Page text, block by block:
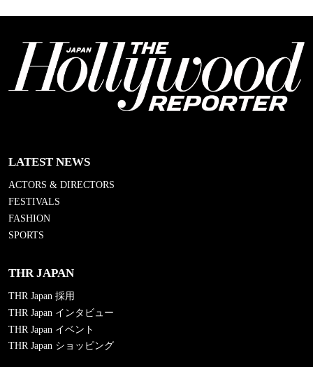
LATEST NEWS
ACTORS & DIRECTORS
FESTIVALS
FASHION
SPORTS
THR JAPAN
THR Japan 採用
THR Japan インタビュー
THR Japan イベント
THR Japan ショッピング